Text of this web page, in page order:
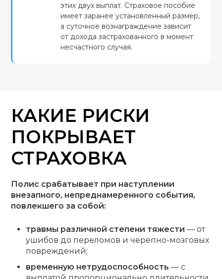
этих двух выплат. Страховое пособие
имеет заранее установленный размер,
а суточное вознаграждение зависит
от дохода застрахованного в момент
несчастного случая.
КАКИЕ РИСКИ
ПОКРЫВАЕТ
СТРАХОВКА
Полис срабатывает при наступлении
внезапного, непреднамеренного события,
повлекшего за собой:
травмы различной степени тяжести — от
ушибов до переломов и черепно-мозговых
повреждений;
временную нетрудоспособность — с